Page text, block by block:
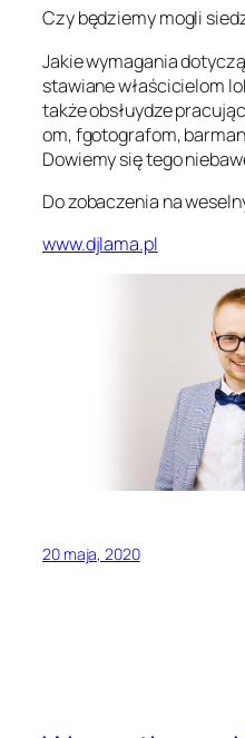
Czy będziemy mogli
Jakie wymagania
stawiane właścicielom
także obsłuydze
om, fgotografom,
Dowiemy się tego
Do zobaczenia na
www.djlama.pl
20 maja, 2020